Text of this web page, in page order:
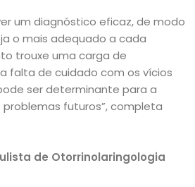
um diagnóstico eficaz, de modo
o mais adequado a cada
trouxe uma carga de
falta de cuidado com os vícios
ser determinante para a
futuros”, completa
de Otorrinolaringologia